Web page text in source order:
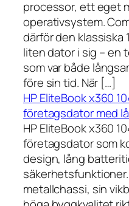
processor, ett eget
operativsystem.
därför den klassiska
liten dator i sig – en
som var både
före sin tid. När […]
HP EliteBook x360
företagsdator med
HP EliteBook x360
företagsdator som
design, lång
metallchassi, sin